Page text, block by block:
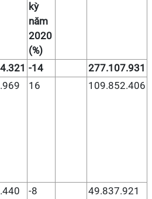
kỳ
năm
2020
(%)
-14
277.107.931
16 109.852.406
-8 49.837.921